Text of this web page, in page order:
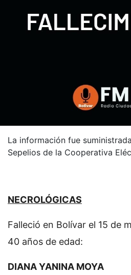
La información fue
Sepelios de la Cooperativa
NECROLÓGICAS
Falleció en Bolívar el 15 de
40 años de edad:
DIANA YANINA MOYA